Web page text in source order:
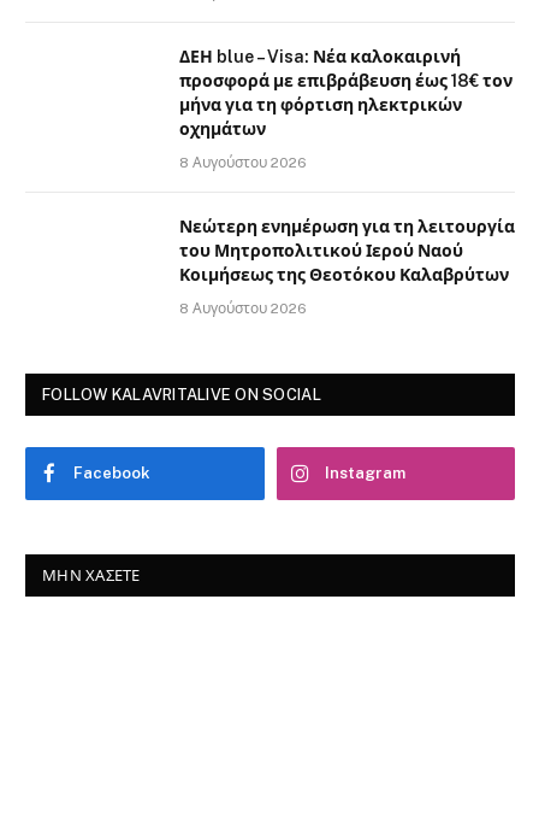
ΔΕΗ blue – Visa: Νέα καλοκαιρινή
προσφορά με επιβράβευση έως 18€ τον
μήνα για τη φόρτιση ηλεκτρικών
οχημάτων
8 Αυγούστου 2026
Νεώτερη ενημέρωση για τη λειτουργία
του Μητροπολιτικού Ιερού Ναού
Κοιμήσεως της Θεοτόκου Καλαβρύτων
8 Αυγούστου 2026
FOLLOW KALAVRITALIVE ON SOCIAL
Facebook Instagram
ΜΗΝ ΧΆΣΕΤΕ